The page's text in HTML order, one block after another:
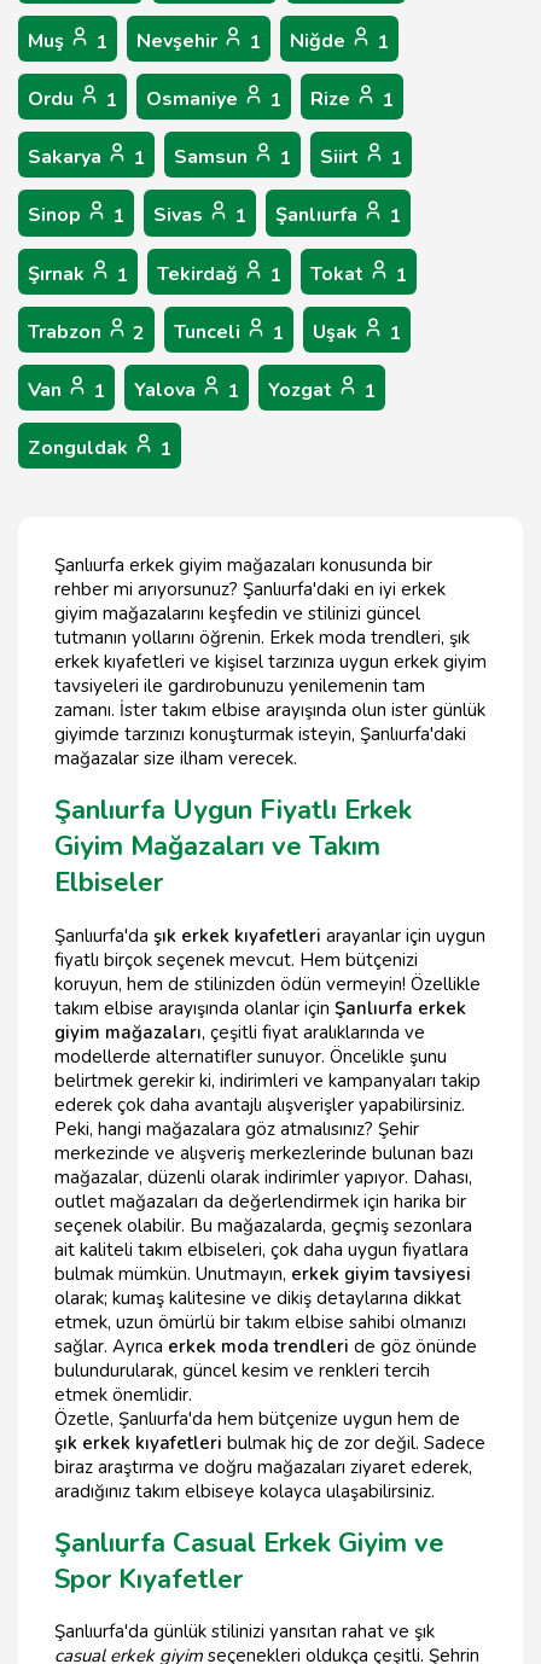
Muş 1 Nevşehir 1 Niğde 1
Ordu 1 Osmaniye 1 Rize 1
Sakarya 1 Samsun 1 Siirt 1
Sinop 1 Sivas 1 Şanlıurfa 1
Şırnak 1 Tekirdağ 1 Tokat 1
Trabzon 2 Tunceli 1 Uşak 1
Van 1 Yalova 1 Yozgat 1
Zonguldak 1
Şanlıurfa erkek giyim mağazaları konusunda bir
rehber mi arıyorsunuz? Şanlıurfa'daki en iyi erkek
giyim mağazalarını keşfedin ve stilinizi güncel
tutmanın yollarını öğrenin. Erkek moda trendleri, şık
erkek kıyafetleri ve kişisel tarzınıza uygun erkek giyim
tavsiyeleri ile gardırobunuzu yenilemenin tam
zamanı. İster takım elbise arayışında olun ister günlük
giyimde tarzınızı konuşturmak isteyin, Şanlıurfa'daki
mağazalar size ilham verecek.
Şanlıurfa Uygun Fiyatlı Erkek
Giyim Mağazaları ve Takım
Elbiseler
Şanlıurfa'da şık erkek kıyafetleri arayanlar için uygun
fiyatlı birçok seçenek mevcut. Hem bütçenizi
koruyun, hem de stilinizden ödün vermeyin! Özellikle
takım elbise arayışında olanlar için Şanlıurfa erkek
giyim mağazaları, çeşitli fiyat aralıklarında ve
modellerde alternatifler sunuyor. Öncelikle şunu
belirtmek gerekir ki, indirimleri ve kampanyaları takip
ederek çok daha avantajlı alışverişler yapabilirsiniz.
Peki, hangi mağazalara göz atmalısınız? Şehir
merkezinde ve alışveriş merkezlerinde bulunan bazı
mağazalar, düzenli olarak indirimler yapıyor. Dahası,
outlet mağazaları da değerlendirmek için harika bir
seçenek olabilir. Bu mağazalarda, geçmiş sezonlara
ait kaliteli takım elbiseleri, çok daha uygun fiyatlara
bulmak mümkün. Unutmayın, erkek giyim tavsiyesi
olarak; kumaş kalitesine ve dikiş detaylarına dikkat
etmek, uzun ömürlü bir takım elbise sahibi olmanızı
sağlar. Ayrıca erkek moda trendleri de göz önünde
bulundurularak, güncel kesim ve renkleri tercih
etmek önemlidir.
Özetle, Şanlıurfa'da hem bütçenize uygun hem de
şık erkek kıyafetleri bulmak hiç de zor değil. Sadece
biraz araştırma ve doğru mağazaları ziyaret ederek,
aradığınız takım elbiseye kolayca ulaşabilirsiniz.
Şanlıurfa Casual Erkek Giyim ve
Spor Kıyafetler
Şanlıurfa'da günlük stilinizi yansıtan rahat ve şık
casual erkek giyim seçenekleri oldukça çeşitli. Şehrin